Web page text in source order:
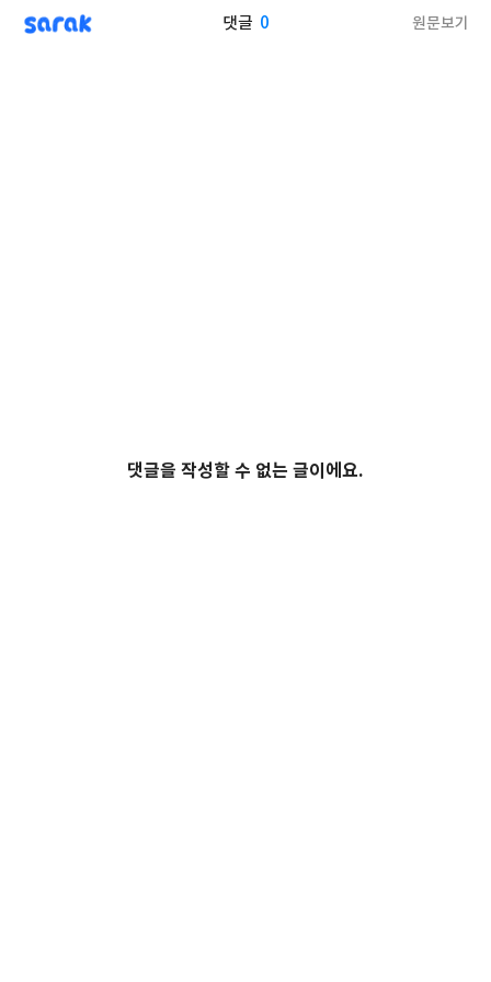
sarak 댓글 0 원문보기
댓글을 작성할 수 없는 글이에요.